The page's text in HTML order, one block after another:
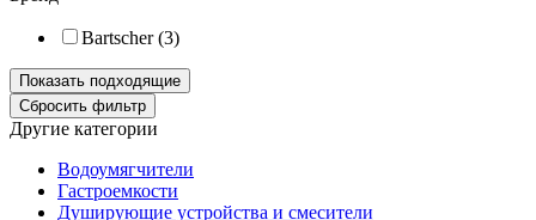
Bartscher (3)
Другие категории
Водоумягчители
Гастроемкости
Душирующие устройства и смесители